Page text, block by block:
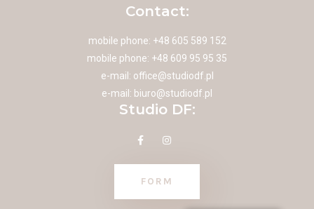
Contact:
mobile phone: +48 605 589 152
mobile phone: +48 609 95 95 35
e-mail: office@studiodf.pl
e-mail: biuro@studiodf.pl
Studio DF:
FORM